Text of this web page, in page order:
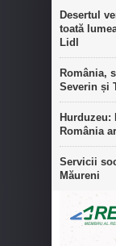
Desertul
toată
Lidl
România,
Severin și
Hurduzeu:
România
Servicii
Măureni